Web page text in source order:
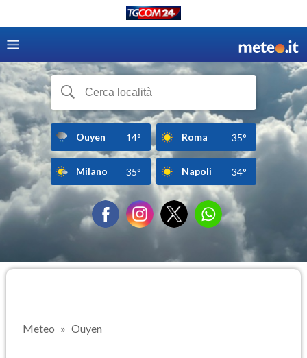
Ouyen 14° Roma 35°
Milano 35° Napoli 34°
Meteo Ouyen